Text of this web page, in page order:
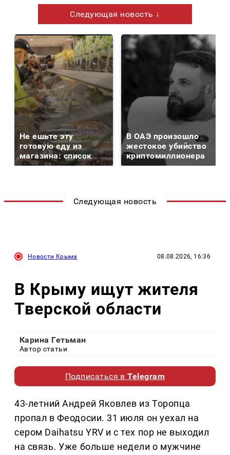
Следующая новость ↓
Не ешьте эту
готовую еду из
магазина: список
В ОАЭ произошло
жестокое убийство
криптомиллионера
Следующая новость
Новости Крыма 08.08.2026, 16:36
В Крыму ищут жителя
Тверской области
Карина Гетьман
Автор статьи
Подписаться вTelegram
43-летний Андрей Яковлев из Торопца
пропал в Феодосии. 31 июля он уехал на
сером Daihatsu YRV и с тех пор не выходил
на связь. Уже больше недели о мужчине